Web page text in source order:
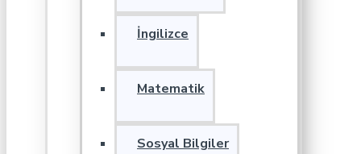
İngilizce
Matematik
Sosyal Bilgiler